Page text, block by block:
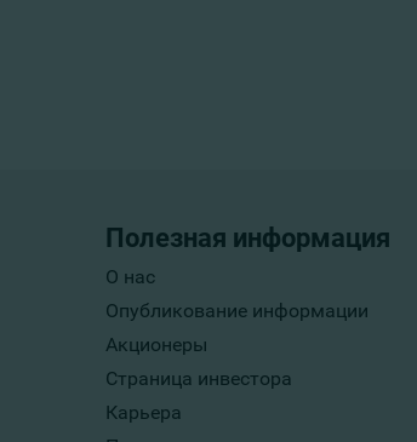
Полезная информация
О нас
Опубликование информации
Акционеры
Страница инвестора
Карьера